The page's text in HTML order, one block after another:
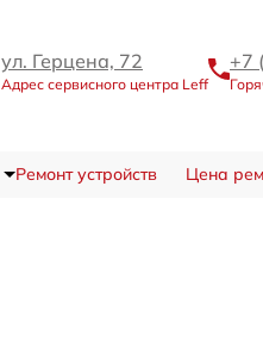
ул. Герцена, 72
Адрес сервисного центра Leff
+7
Ремонт устройств Цена